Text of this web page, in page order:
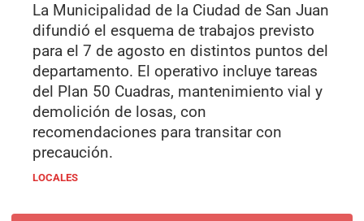
La Municipalidad de la Ciudad de San Juan
difundió el esquema de trabajos previsto
para el 7 de agosto en distintos puntos del
departamento. El operativo incluye tareas
del Plan 50 Cuadras, mantenimiento vial y
demolición de losas, con
recomendaciones para transitar con
precaución.
LOCALES